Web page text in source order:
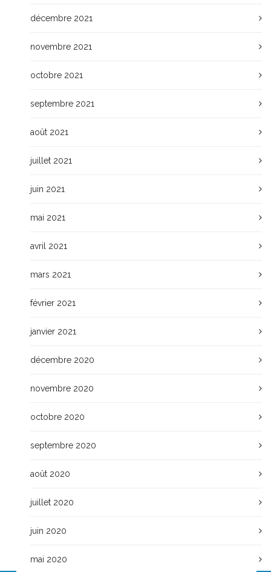
décembre 2021
novembre 2021
octobre 2021
septembre 2021
août 2021
juillet 2021
juin 2021
mai 2021
avril 2021
mars 2021
février 2021
janvier 2021
décembre 2020
novembre 2020
octobre 2020
septembre 2020
août 2020
juillet 2020
juin 2020
mai 2020